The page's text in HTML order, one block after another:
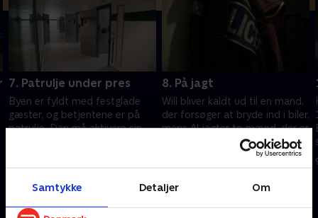
Samtykke Detaljer Om
7. Patrulje under pres
Byen er fyldt med festglade
gæster, og betjentene er på
patrulje. Dan må aktivere sin
anholdelse.
8. På jagt
Will bliver kaldt ud til en mand,
der forsøger at bryde ind i biler,
mens Al jagter to mænd, der er
mistænkt for at have
overfaldet en sovende mand.
Andre så også